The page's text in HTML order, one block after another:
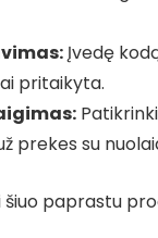
Įvedę
pritaikyta.
prekes su
šiuo paprastu